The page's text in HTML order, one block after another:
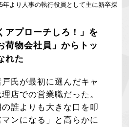
年より人事の執行役員として主に新卒採
アプローチしろ！」を
荷物会社員」からトッ
れた
氏が最初に選んだキャ
店での営業職だった。
誰よりも大きな口を叩
ンになる」と高らかに